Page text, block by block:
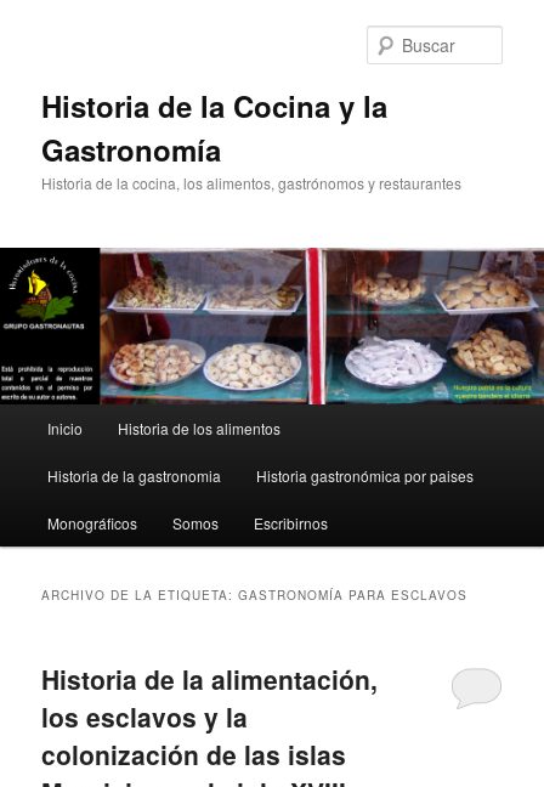
Historia de la Cocina y la
Gastronomía
Historia de la cocina, los alimentos, gastrónomos y restaurantes
principal
Inicio Historia de los alimentos
Historia de la gastronomia Historia gastronómica por paises
Monográficos Somos Escribirnos
ARCHIVO DE LA ETIQUETA:GASTRONOMÍA PARA ESCLAVOS
Historia de la alimentación,
los esclavos y la
colonización de las islas